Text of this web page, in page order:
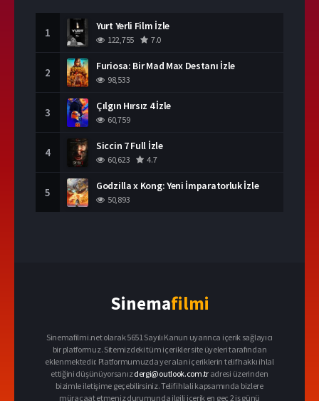
1 Yurt Yerli Film İzle
122,755 7.0
2 Furiosa: Bir Mad Max Destanı İzle
98,533
3 Çılgın Hırsız 4 İzle
60,759
4 Siccin 7 Full İzle
60,623 4.7
5 Godzilla x Kong: Yeni İmparatorluk İzle
50,893
Sinemafilmi
Sinemafilmi.net olarak 5651 Sayılı Kanun uyarınca içerik sağlayıcı
bir platformuz. Sitemizdeki tüm içerikler site üyeleri tarafından
eklenmektedir. Platformumuzda yer alan içeriklerin telif hakkı ihlal
ettiğini düşünüyorsanızdergi@outlook.com.tr adresi üzerinden
bizimle iletişime geçebilirsiniz. Telif ihlali kapsamında bizlere
müracaat etmeniz durumunda ilgili içerik en geç 2 iş günü